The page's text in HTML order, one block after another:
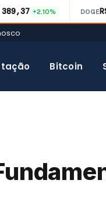
+2.10% DOGE
Bitcoin